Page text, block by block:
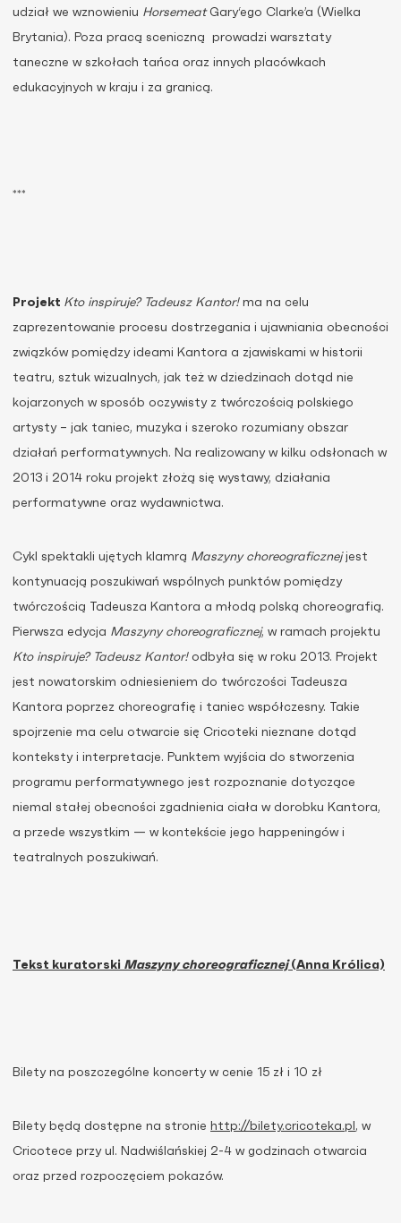
udział we wznowieniu HorsemeatGary‘ego Clarke’a (Wielka
Brytania). Poza pracą sceniczną prowadzi warsztaty
taneczne w szkołach tańca oraz innych placówkach
edukacyjnych w kraju i za granicą.
***
Projekt Kto inspiruje? Tadeusz Kantor!ma na celu
zaprezentowanie procesu dostrzegania i ujawniania obecności
związków pomiędzy ideami Kantora a zjawiskami w historii
teatru, sztuk wizualnych, jak też w dziedzinach dotąd nie
kojarzonych w sposób oczywisty z twórczością polskiego
artysty – jak taniec, muzyka i szeroko rozumiany obszar
działań performatywnych. Na realizowany w kilku odsłonach w
2013 i 2014 roku projekt złożą się wystawy, działania
performatywne oraz wydawnictwa.
Cykl spektakli ujętych klamrą Maszyny choreograficznejjest
kontynuacją poszukiwań wspólnych punktów pomiędzy
twórczością Tadeusza Kantora a młodą polską choreografią.
Pierwsza edycja Maszyny choreograficznej, w ramach projektu
Kto inspiruje? Tadeusz Kantor!odbyła się w roku 2013. Projekt
jest nowatorskim odniesieniem do twórczości Tadeusza
Kantora poprzez choreografię i taniec współczesny. Takie
spojrzenie ma celu otwarcie się Cricoteki nieznane dotąd
konteksty i interpretacje. Punktem wyjścia do stworzenia
programu performatywnego jest rozpoznanie dotyczące
niemal stałej obecności zgadnienia ciała w dorobku Kantora,
a przede wszystkim — w kontekście jego happeningów i
teatralnych poszukiwań.
Tekst kuratorski Maszyny choreograficznej(Anna Królica)
Bilety na poszczególne koncerty w cenie 15 zł i 10 zł
Bilety będą dostępne na stronie http://bilety.cricoteka.pl , w
Cricotece przy ul. Nadwiślańskiej 2-4 w godzinach otwarcia
oraz przed rozpoczęciem pokazów.